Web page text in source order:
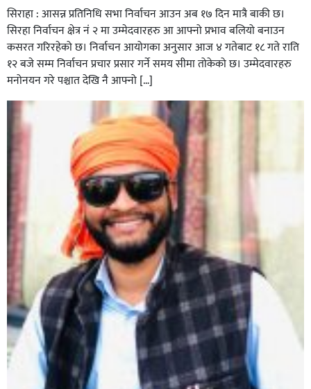
सिराहा : आसन्न प्रतिनिधि सभा निर्वाचन आउन अब १७ दिन मात्रै बाकी छ।
सिरहा निर्वाचन क्षेत्र नं २ मा उम्मेदवारहरु आ आफ्नो प्रभाव बलियो बनाउन
कसरत गरिरहेको छ। निर्वाचन आयोगका अनुसार आज ४ गतेबाट १८ गते राति
१२ बजे सम्म निर्वाचन प्रचार प्रसार गर्ने समय सीमा तोकेको छ। उम्मेदवारहरु
मनोनयन गरे पश्चात देखि नै आफ्नो […]